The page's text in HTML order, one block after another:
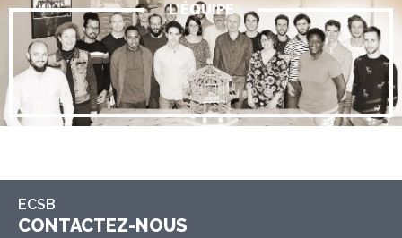
L'ÉQUIPE
ECSB
CONTACTEZ-NOUS